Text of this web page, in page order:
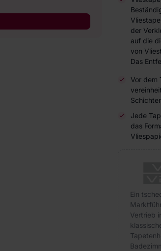
der
auf die
von
Das
Vor dem
Jede
das
Ein
Vertrieb